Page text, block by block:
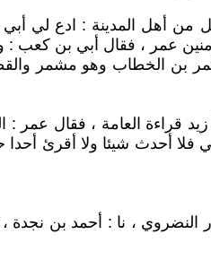
من أهل المدينة : ادع لي
عمر ، فقال أبي بن كعب :
بن الخطاب وهو مشمر
قراءة العامة ، فقال عمر :
أحدث شيئا ولا أقرئ
النضروي ، نا : أحمد بن